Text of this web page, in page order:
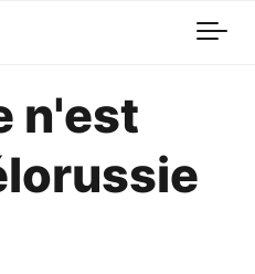
n'est